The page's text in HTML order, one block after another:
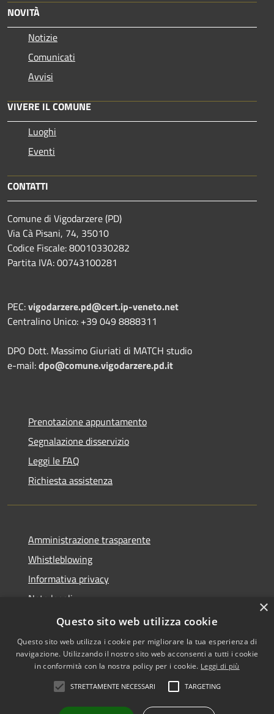
NOVITÀ
Notizie
Comunicati
Avvisi
VIVERE IL COMUNE
Luoghi
Eventi
CONTATTI
Comune di Vigodarzere (PD)
Via Cà Pisani, 74, 35010
Codice Fiscale: 80010330282
Partita IVA: 00743100281
PEC:vigodarzere.pd@cert.ip-veneto.net
Centralino Unico: +39 049 8888311
DPO Dott. Massimo Giuriati di MATCH studio
e-mail:dpo@comune.vigodarzere.pd.it
Prenotazione appuntamento
Segnalazione disservizio
Leggi le FAQ
Richiesta assistenza
Amministrazione trasparente
Whistleblowing
Informativa privacy
Note legali
Dichiarazione di accessibilità
Accessibilità
Copyright © 2026 • Comune di
Vigodarzere • Powered by
Municipium•
×
Questo sito web utilizza cookie
Questo sito web utilizza i cookie per migliorare la tua esperienza di
navigazione. Utilizzando il nostro sito web acconsenti a tutti i cookie
in conformità con la nostra policy per i cookie. Leggi di più
STRETTAMENTE NECESSARI TARGETING